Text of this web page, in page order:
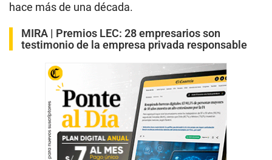
hace más de una década.
MIRA | Premios LEC: 28 empresarios son
testimonio de la empresa privada responsable